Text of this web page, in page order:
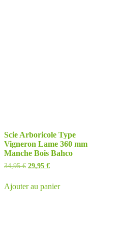
Scie Arboricole Type
Vigneron Lame 360 mm
Manche Bois Bahco
34,95€ Le
était :
29,95 €Le
est :
Ajouter au panier